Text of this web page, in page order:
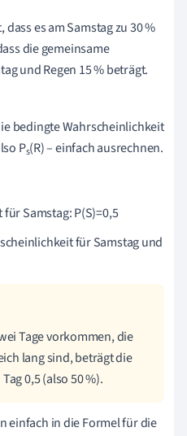
es am Samstag zu 30 %
die gemeinsame
und Regen 15 % beträgt.
bedingte Wahrscheinlichkeit
Ps(R) – einfach ausrechnen.
Samstag: P(S)=0,5
für Samstag und
Tage vorkommen, die
lang sind, beträgt die
0,5 (also 50 %).
einfach in die Formel für die